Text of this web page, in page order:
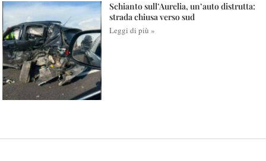
Schianto sull’Aurelia, un’auto distrutta:
strada chiusa verso sud
Leggi di più »